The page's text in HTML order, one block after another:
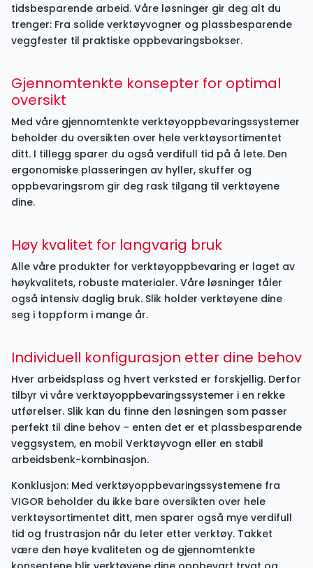
tidsbesparende arbeid. Våre løsninger gir deg alt du
trenger: Fra solide verktøyvogner og plassbesparende
veggfester til praktiske oppbevaringsbokser.
Gjennomtenkte konsepter for optimal
oversikt
Med våre gjennomtenkte verktøyoppbevaringssystemer
beholder du oversikten over hele verktøysortimentet
ditt. I tillegg sparer du også verdifull tid på å lete. Den
ergonomiske plasseringen av hyller, skuffer og
oppbevaringsrom gir deg rask tilgang til verktøyene
dine.
Høy kvalitet for langvarig bruk
Alle våre produkter for verktøyoppbevaring er laget av
høykvalitets, robuste materialer. Våre løsninger tåler
også intensiv daglig bruk. Slik holder verktøyene dine
seg i toppform i mange år.
Individuell konfigurasjon etter dine behov
Hver arbeidsplass og hvert verksted er forskjellig. Derfor
tilbyr vi våre verktøyoppbevaringssystemer i en rekke
utførelser. Slik kan du finne den løsningen som passer
perfekt til dine behov – enten det er et plassbesparende
veggsystem, en mobil Verktøyvogn eller en stabil
arbeidsbenk-kombinasjon.
Konklusjon: Med verktøyoppbevaringssystemene fra
VIGOR beholder du ikke bare oversikten over hele
verktøysortimentet ditt, men sparer også mye verdifull
tid og frustrasjon når du leter etter verktøy. Takket
være den høye kvaliteten og de gjennomtenkte